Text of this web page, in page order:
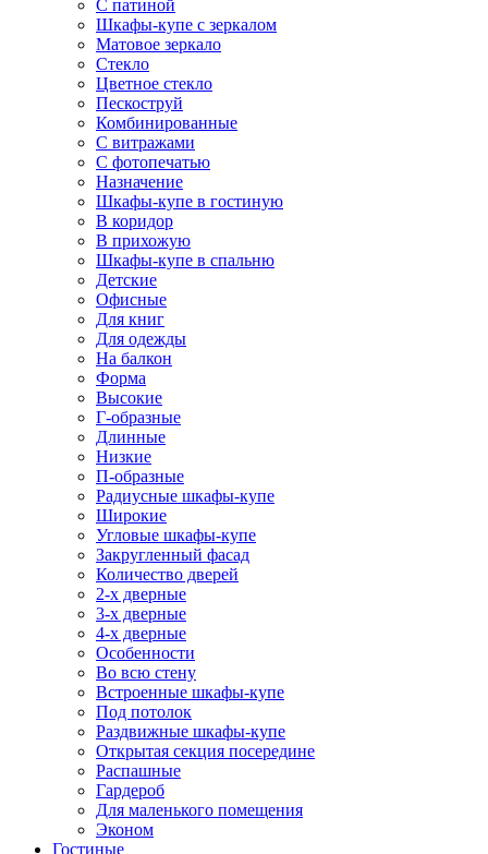
С патиной
Шкафы-купе с зеркалом
Матовое зеркало
Стекло
Цветное стекло
Пескоструй
Комбинированные
С витражами
С фотопечатью
Назначение
Шкафы-купе в гостиную
В коридор
В прихожую
Шкафы-купе в спальню
Детские
Офисные
Для книг
Для одежды
На балкон
Форма
Высокие
Г-образные
Длинные
Низкие
П-образные
Радиусные шкафы-купе
Широкие
Угловые шкафы-купе
Закругленный фасад
Количество дверей
2-х дверные
3-х дверные
4-х дверные
Особенности
Во всю стену
Встроенные шкафы-купе
Под потолок
Раздвижные шкафы-купе
Открытая секция посередине
Распашные
Гардероб
Для маленького помещения
Эконом
Гостиные